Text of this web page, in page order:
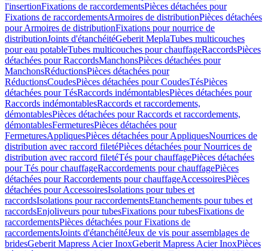
l'insertionFixations de raccordementsPièces détachées pour
Fixations de raccordementsArmoires de distributionPièces détachées
pour Armoires de distributionFixations pour nourrice de
distributionJoints d'étanchéitéGeberit MeplaTubes multicouches
pour eau potableTubes multicouches pour chauffageRaccordsPièces
détachées pour RaccordsManchonsPièces détachées pour
ManchonsRéductionsPièces détachées pour
RéductionsCoudesPièces détachées pour CoudesTésPièces
détachées pour TésRaccords indémontablesPièces détachées pour
Raccords indémontablesRaccords et raccordements,
démontablesPièces détachées pour Raccords et raccordements,
démontablesFermeturesPièces détachées pour
FermeturesAppliquesPièces détachées pour AppliquesNourrices de
distribution avec raccord filetéPièces détachées pour Nourrices de
distribution avec raccord filetéTés pour chauffagePièces détachées
pour Tés pour chauffageRaccordements pour chauffagePièces
détachées pour Raccordements pour chauffageAccessoiresPièces
détachées pour AccessoiresIsolations pour tubes et
raccordsIsolations pour raccordementsEtanchements pour tubes et
raccordsEnjoliveurs pour tubesFixations pour tubesFixations de
raccordementsPièces détachées pour Fixations de
raccordementsJoints d'étanchéitéJeux de vis pour assemblages de
bridesGeberit Mapress Acier InoxGeberit Mapress Acier InoxPièces